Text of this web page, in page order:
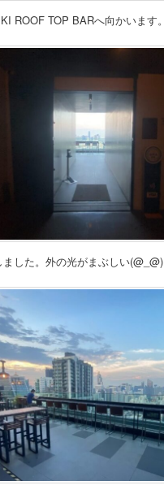
ROOF TOP BARへ向かいます。
した。外の光がまぶしい(@_@)